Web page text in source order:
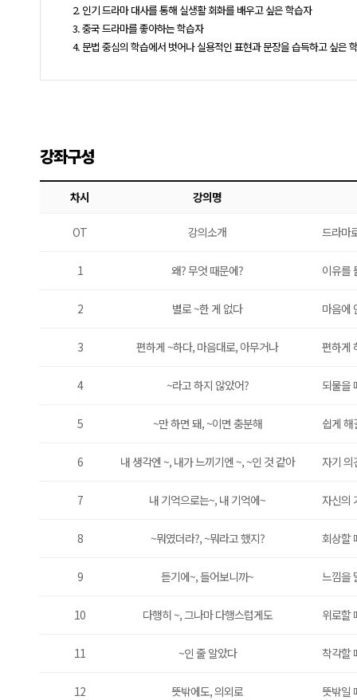
2. 인기 드라마 대사를 통해 실생활 회화를 배우고 싶은 학습자
3. 중국 드라마를 좋아하는 학습자
4. 문법 중심의 학습에서 벗어나 실용적인 표현과 문장을 습득하고 싶은
강좌구성
차시 강의명
OT 강의소개 드라마
1 왜? 무엇 때문에? 이유를
2 별로 ~한 게 없다 마음에
3 편하게 ~하다, 마음대로, 아무거나 편하게
4 ~라고 하지 않았어? 되물을
5 ~만 하면 돼, ~이면 충분해 쉽게 해
6 내 생각엔 ~, 내가 느끼기엔 ~, ~인 것 같아 자기 의
7 내 기억으로는~, 내 기억에~ 자신의
8 ~뭐였더라?, ~뭐라고 했지? 회상할
9 듣기에~, 들어보니까~ 느낌을
10 다행히 ~, 그나마 다행스럽게도 위로할
11 ~인 줄 알았다 착각할
12 뜻밖에도, 의외로 뜻밖일